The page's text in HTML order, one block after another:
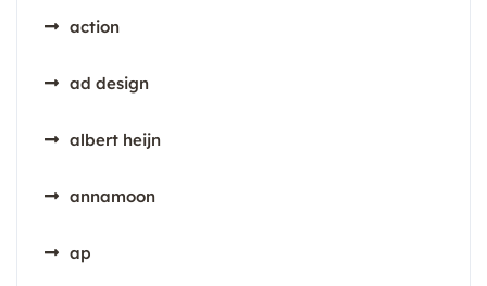
action
ad design
albert heijn
annamoon
ap